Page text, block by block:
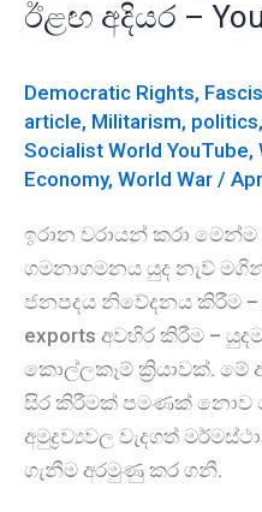
?
ඊළඟ අදියර –
Democratic Rights,
article, Militarism, politics,
Socialist World YouTube,
Economy, World War /
ඉරාන වරායන් කරා
ගමනාගමනය යුද නැව්
ජනපදය නිවේදනය කිරීම –
exports අවහිර කිරීම –
කොල්ලකෑම් ක්‍රියාවක්. මේ
සිර කිරීමක් පමණක් නොව
අමුද්‍රව්‍යවල වැදගත්
ගැනීම අරමුණු කර ගනී.